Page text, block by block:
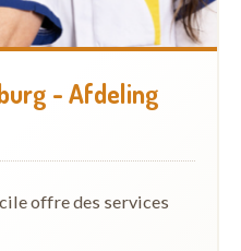
- Afdeling
offre des services